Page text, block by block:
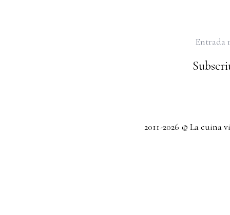
Entrada
2011-2026 © La